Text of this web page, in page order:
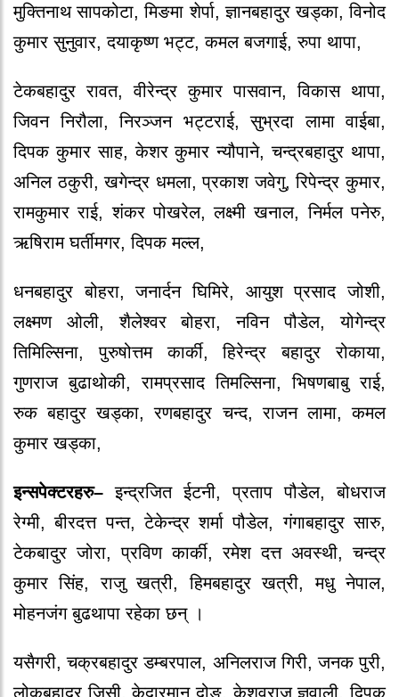
मुक्तिनाथ सापकोटा, मिङमा शेर्पा, ज्ञानबहादुर खड्का, विनोद
कुमार सुनुवार, दयाकृष्ण भट्ट, कमल बजगाई, रुपा थापा,
टेकबहादुर रावत, वीरेन्द्र कुमार पासवान, विकास थापा,
जिवन निरौला, निरञ्जन भट्टराई, सुभ्रदा लामा वाईबा,
दिपक कुमार साह, केशर कुमार न्यौपाने, चन्द्रबहादुर थापा,
अनिल ठकुरी, खगेन्द्र धमला, प्रकाश जवेगु, रिपेन्द्र कुमार,
रामकुमार राई, शंकर पोखरेल, लक्ष्मी खनाल, निर्मल पनेरु,
ऋषिराम घर्तीमगर, दिपक मल्ल,
धनबहादुर बोहरा, जनार्दन घिमिरे, आयुश प्रसाद जोशी,
लक्ष्मण ओली, शैलेश्वर बोहरा, नविन पौडेल, योगेन्द्र
तिमिल्सिना, पुरुषोत्तम कार्की, हिरेन्द्र बहादुर रोकाया,
गुणराज बुढाथोकी, रामप्रसाद तिमल्सिना, भिषणबाबु राई,
रुक बहादुर खड्का, रणबहादुर चन्द, राजन लामा, कमल
कुमार खड्का,
इन्सपेक्टरहरु– इन्द्रजित ईटनी, प्रताप पौडेल, बोधराज
रेग्मी, बीरदत्त पन्त, टेकेन्द्र शर्मा पौडेल, गंगाबहादुर सारु,
टेकबादुर जोरा, प्रविण कार्की, रमेश दत्त अवस्थी, चन्द्र
कुमार सिंह, राजु खत्री, हिमबहादुर खत्री, मधु नेपाल,
मोहनजंग बुढथापा रहेका छन् ।
यसैगरी, चक्रबहादुर डम्बरपाल, अनिलराज गिरी, जनक पुरी,
लोकबहादुर जिसी, केदारमान दोङ, केशवराज ज्ञवाली, दिपक